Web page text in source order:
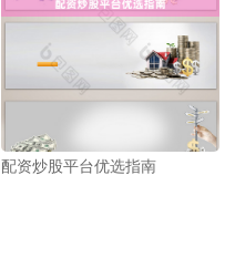
配资炒股平台优选指南